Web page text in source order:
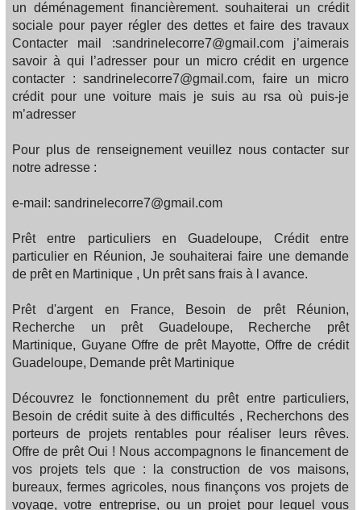
un déménagement financièrement. souhaiterai un crédit
sociale pour payer régler des dettes et faire des travaux
Contacter mail :sandrinelecorre7@gmail.com j’aimerais
savoir à qui l’adresser pour un micro crédit en urgence
contacter : sandrinelecorre7@gmail.com, faire un micro
crédit pour une voiture mais je suis au rsa où puis-je
m’adresser
Pour plus de renseignement veuillez nous contacter sur
notre adresse :
e-mail: sandrinelecorre7@gmail.com
Prêt entre particuliers en Guadeloupe, Crédit entre
particulier en Réunion, Je souhaiterai faire une demande
de prêt en Martinique , Un prêt sans frais à l avance.
Prêt d'argent en France, Besoin de prêt Réunion,
Recherche un prêt Guadeloupe, Recherche prêt
Martinique, Guyane Offre de prêt Mayotte, Offre de crédit
Guadeloupe, Demande prêt Martinique
Découvrez le fonctionnement du prêt entre particuliers,
Besoin de crédit suite à des difficultés , Recherchons des
porteurs de projets rentables pour réaliser leurs rêves.
Offre de prêt Oui ! Nous accompagnons le financement de
vos projets tels que : la construction de vos maisons,
bureaux, fermes agricoles, nous finançons vos projets de
voyage, votre entreprise, ou un projet pour lequel vous